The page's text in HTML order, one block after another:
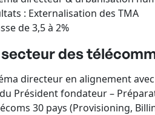
: Externalisation des TMA
de 3,5 à 2%
des
directeur en alignement
Président fondateur –
30 pays (Provisioning,